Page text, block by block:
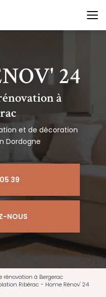
à
et de décoration
Dordogne
39
NOUS
rénovation à Bergerac
Ribérac - Home Rénov' 24